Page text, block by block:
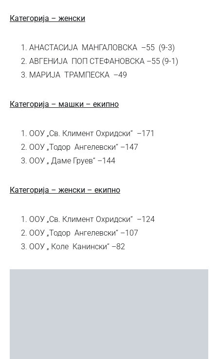
Категорија – женски
АНАСТАСИЈА МАНГАЛОВСКА –55 (9-3)
АВГЕНИЈА ПОП СТЕФАНОВСКА –55 (9-1)
МАРИЈА ТРАМПЕСКА –49
Категорија – машки – екипно
ООУ „Св. Климент Охридски“ –171
ООУ „Тодор Ангелевски“ –147
ООУ „ Даме Груев“ –144
Категорија – женски – екипно
ООУ „Св. Климент Охридски“ –124
ООУ „Тодор Ангелевски“ –107
ООУ „ Коле Канински“ –82